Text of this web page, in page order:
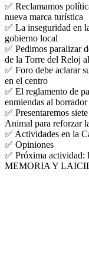
✅ Reclamamos
nueva marca turística
✅ La inseguridad en
gobierno local
✅ Pedimos paralizar
de la Torre del Reloj
✅ Foro debe aclarar
en el centro
✅ El reglamento de
enmiendas al borrador
✅ Presentaremos
Animal para reforzar
✅ Actividades en la
✅ Opiniones
✅ Próxima
MEMORIA Y